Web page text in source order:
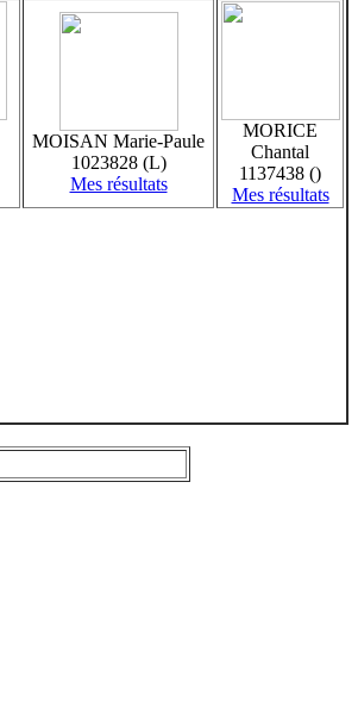
MOISAN Marie-Paule
1023828 (L)
Mes résultats
MORICE
Chantal
1137438 ()
Mes résultats